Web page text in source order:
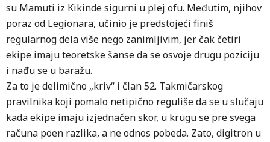
su Mamuti iz Kikinde sigurni u plej ofu. Međutim, njihov
poraz od Legionara, učinio je predstojeći finiš
regularnog dela više nego zanimljivim, jer čak četiri
ekipe imaju teoretske šanse da se osvoje drugu poziciju
i nađu se u baražu.
Za to je delimično „kriv“ i član 52. Takmičarskog
pravilnika koji pomalo netipično reguliše da se u slučaju
kada ekipe imaju izjednačen skor, u krugu se pre svega
računa poen razlika, a ne odnos pobeda. Zato, digitron u